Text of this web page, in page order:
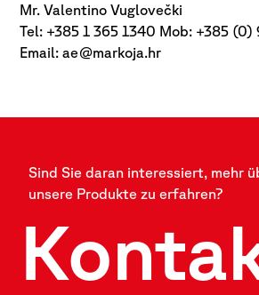
Mr. Valentino Vuglovečki
Tel: +385 1 365 1340 Mob: +385 (0)
Email: ae@markoja.hr
Sind Sie daran interessiert, mehr
unsere Produkte zu erfahren?